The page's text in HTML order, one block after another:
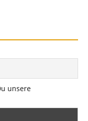
unsere